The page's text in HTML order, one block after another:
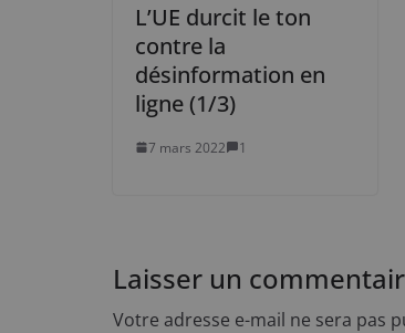
L’UE durcit le ton
contre la
désinformation en
ligne (1/3)
7 mars 2022 1
Laisser un
Votre adresse e-mail ne sera pas